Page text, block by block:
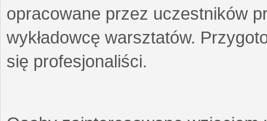
opracowane przez uczestników
wykładowcę warsztatów.
się profesjonaliści.